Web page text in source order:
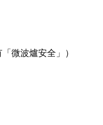
微波爐安全」）